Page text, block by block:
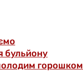
бульйону
горошком